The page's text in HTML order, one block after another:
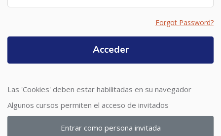
Forgot Password?
Acceder
Las 'Cookies' deben estar habilitadas en su navegador
Algunos cursos permiten el acceso de invitados
Entrar como persona invitada